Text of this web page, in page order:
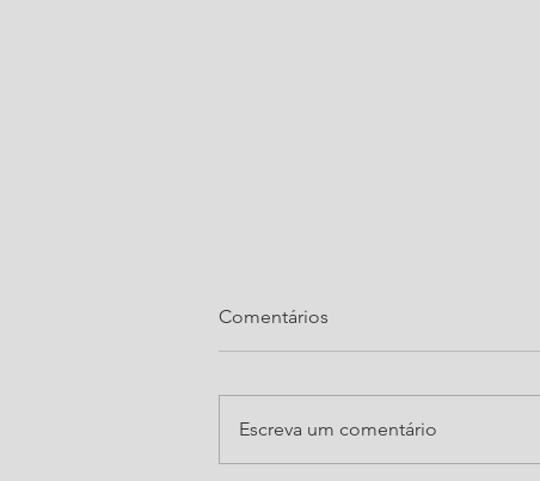
Comentários
Escreva um comentário